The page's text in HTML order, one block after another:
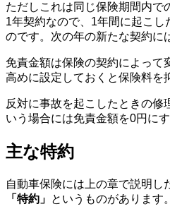
ただしこれは同じ保険期間内で
1年契約なので、1年間に起こし
のです。次の年の新たな契約に
免責金額は保険の契約によって
高めに設定しておくと保険料を
反対に事故を起こしたときの修
いう場合には免責金額を0円に
主な特約
自動車保険には上の章で説明し
「特約」 というものがあります。